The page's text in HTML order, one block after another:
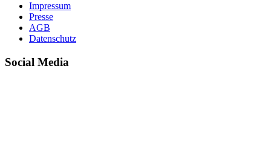
Impressum
Presse
AGB
Datenschutz
Social Media